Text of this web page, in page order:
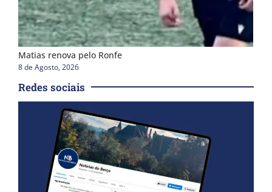
Matias renova pelo Ronfe
8 de Agosto, 2026
Redes sociais